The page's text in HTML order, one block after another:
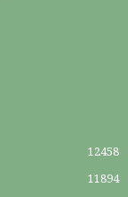
12458
11894